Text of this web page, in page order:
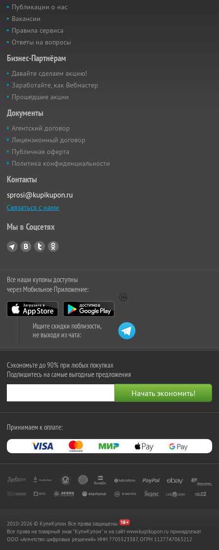
Публикации о нас
Вакансии
Правила сервиса
Ответы на вопросы
Бизнес-Партнёрам
Давайте сделаем акцию!
Заработайте, как Вебмастер
Прошедшие акции
Документы
Агентский договор
Лицензионный договор
Публичная оферта
Политика конфиденциальности
Контакты
sprosi@kupikupon.ru
Связаться с нами
Мы в Соцсетях
Все наши купоны доступны
через Мобильное Приложение:
Ищите скидки поблизости,
не выходя из чата:
Сэкономьте до 90% при любых покупках
Подпишитесь на самые выгодные предложения
Принимаем к оплате:
2010-2026 © КупиКупон. Все права защищены.
Все права на товарный знак "КупиКупон" и на сайт www.kupikupon.ru принадлежат
OOO «Агентство цифровых решений» ИНН 7705523387, ОГРН 1127747063212